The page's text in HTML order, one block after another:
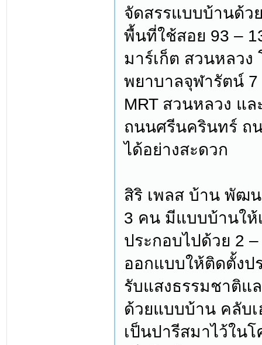
จัดสรรแบบบ้านด้ว
พื้นที่ใช้สอย 93 –
มาร์เก็ต สวนหลวง
พยาบาลจุฬารัตน์
MRT สวนหลวง แ
ถนนศรีนครินทร์ ถ
ได้อย่างสะดวก
สิริ เพลส บ้าน พัฒ
3 คน มีแบบบ้านให้
ประกอบไปด้วย 2
ออกแบบให้ติดตั้งป
รับแสงธรรมชาติแ
ด้วยแบบบ้าน คลับ
เป็นปารีสมาไว้ใน